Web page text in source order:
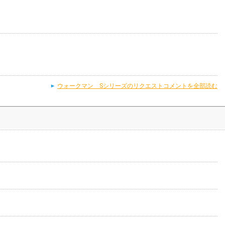
ウォークマン Sシリーズのリクエストコメントを全部読む